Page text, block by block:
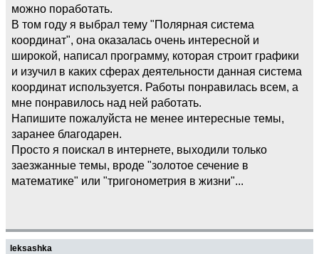
можно поработать.
В том году я выбрал тему "Полярная система
координат", она оказалась очень интересной и
широкой, написал программу, которая строит графики
и изучил в каких сферах деятельности данная система
координат используется. Работы понравилась всем, а
мне понравилось над ней работать.
Напишите пожалуйста не менее интересные темы,
заранее благодарен.
Просто я поискал в интернете, выходили только
заезжанные темы, вроде "золотое сечение в
математике" или "тригонометрия в жизни"...
leksashka